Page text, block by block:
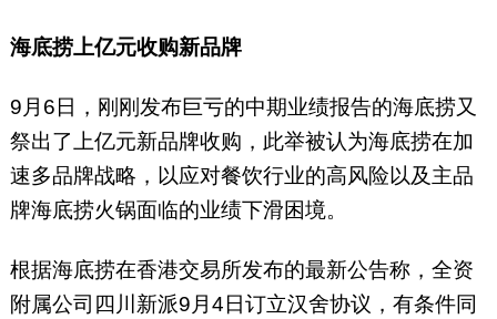
海底捞上亿元收购新品牌
9月6日，刚刚发布巨亏的中期业绩报告的海底捞又
祭出了上亿元新品牌收购，此举被认为海底捞在加
速多品牌战略，以应对餐饮行业的高风险以及主品
牌海底捞火锅面临的业绩下滑困境。
根据海底捞在香港交易所发布的最新公告称，全资
附属公司四川新派9月4日订立汉舍协议，有条件同